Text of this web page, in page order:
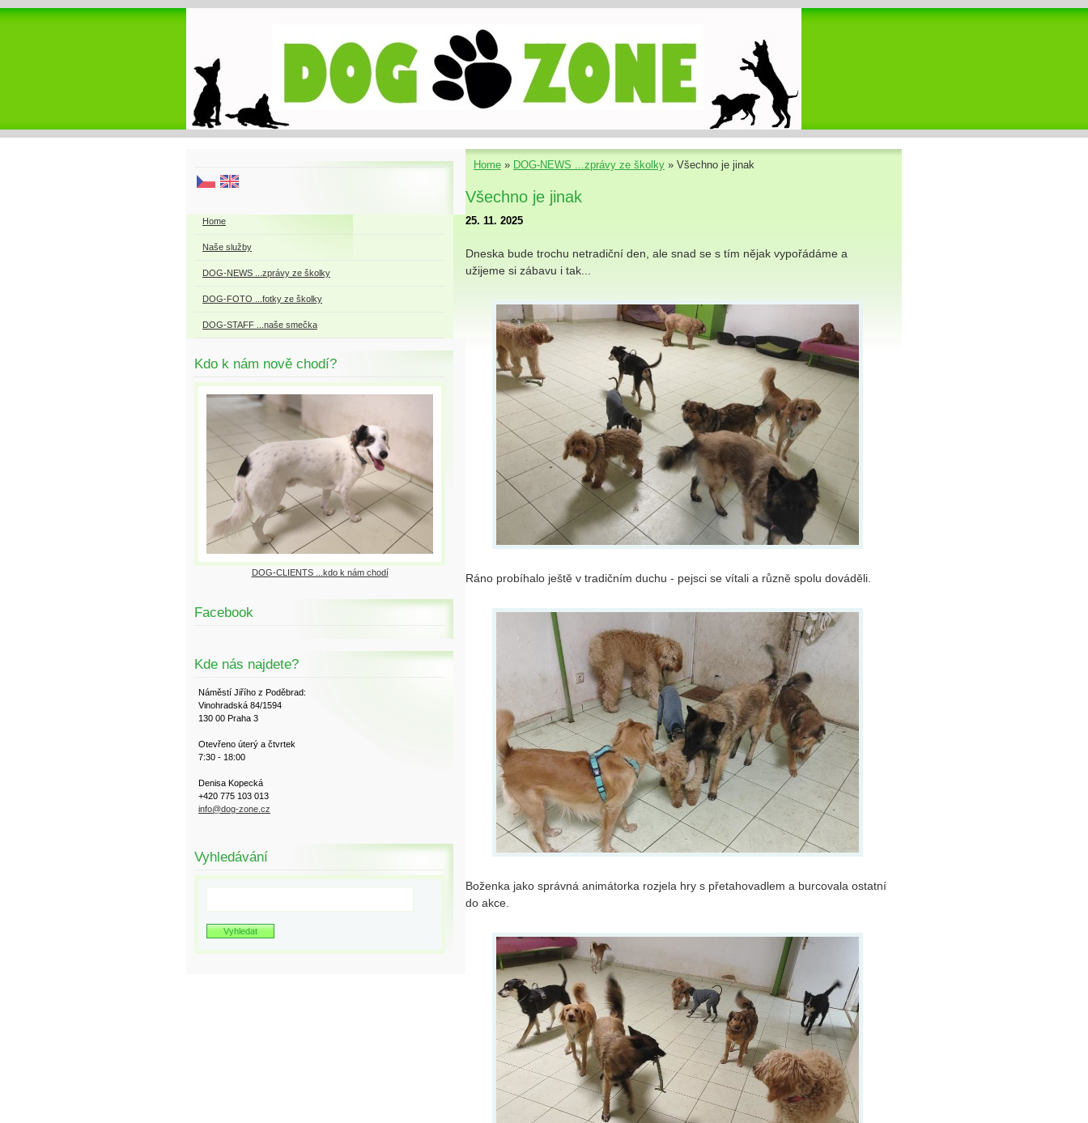
Home » DOG-NEWS ...zprávy ze školky » Všechno je jinak
Všechno je jinak
25. 11. 2025
Dneska bude trochu netradiční den, ale snad se s tím nějak vypořádáme a
užijeme si zábavu i tak...
Ráno probíhalo ještě v tradičním duchu - pejsci se vítali a různě spolu dováděli.
Boženka jako správná animátorka rozjela hry s přetahovadlem a burcovala ostatní
do akce.
Home
Naše služby
DOG-NEWS ...zprávy ze školky
DOG-FOTO ...fotky ze školky
DOG-STAFF ...naše smečka
Kdo k nám nově chodí?
DOG-CLIENTS ...kdo k nám chodí
Facebook
Kde nás najdete?
Náměstí Jiřího z Poděbrad:
Vinohradská 84/1594
130 00 Praha 3
Otevřeno úterý a čtvrtek
7:30 - 18:00
Denisa Kopecká
+420 775 103 013
info@dog-zone.cz
Vyhledávání